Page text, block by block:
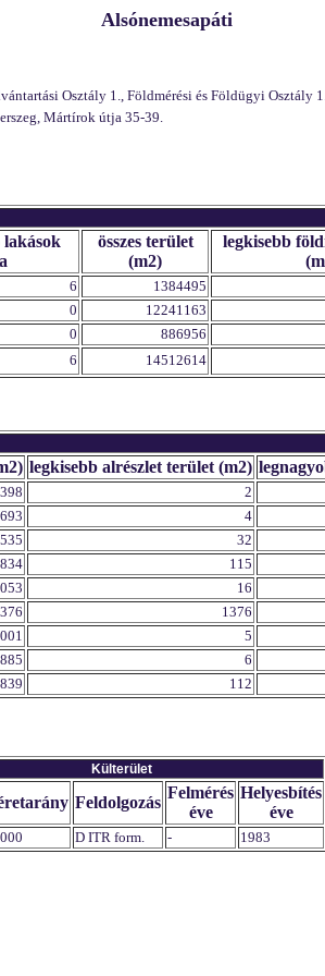
Alsónemesapáti
Osztály 1., Földmérési és Földügyi Osztály
Mártírok útja 35-39.
lakások
összes terület
(m2)
legkisebb
6 1384495
0 12241163
0 886956
6 14512614
legkisebb alrészlet terület (m2)
2
4
32
115
16
1376
5
6
112
Külterület
Feldolgozás
Felmérés
éve
Helyesbítés
éve
D ITR form. - 1983